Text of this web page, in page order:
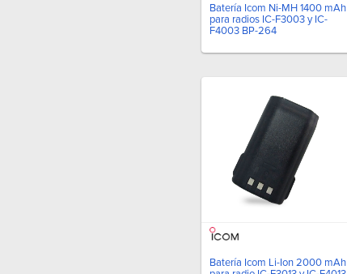
Batería Icom Ni-MH 1400 mAh
para radios IC-F3003 y IC-
F4003 BP-264
Batería Icom Li-Ion 2000 mAh